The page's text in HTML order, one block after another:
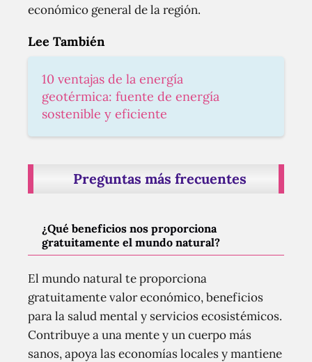
económico general de la región.
Lee También
10 ventajas de la energía
geotérmica: fuente de energía
sostenible y eficiente
Preguntas más frecuentes
¿Qué beneficios nos proporciona
gratuitamente el mundo natural?
El mundo natural te proporciona
gratuitamente valor económico, beneficios
para la salud mental y servicios ecosistémicos.
Contribuye a una mente y un cuerpo más
sanos, apoya las economías locales y mantiene